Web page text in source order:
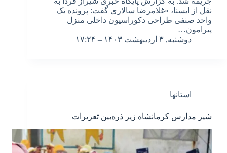
نقل از ایسنا، «غلامرضا سالاری گفت: پرونده یک
واحد صنفی طراحی دکوراسیون داخلی منزل
پیرامون…
دوشنبه, ۳ اردیبهشت ۱۴۰۳ – ۱۷:۲۴
استانها
شیر مدارس کرمانشاه زیر ذره‌بین تعزیرات